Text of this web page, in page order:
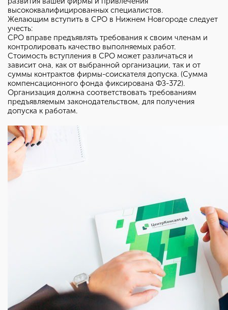
высококвалифицированных специалистов.
Желающим вступить в СРО в Нижнем Новгороде следует
учесть:
СРО вправе предъявлять требования к своим членам и
контролировать качество выполняемых работ.
Стоимость вступления в СРО может различаться и
зависит она, как от выбранной организации, так и от
суммы контрактов фирмы-соискателя допуска. (Сумма
компенсационного фонда фиксирована ФЗ-372).
Организация должна соответствовать требованиям
предъявляемым законодательством, для получения
допуска к работам.